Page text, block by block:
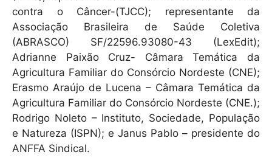
contra o Câncer-(TJCC); representante da
Associação Brasileira de Saúde Coletiva
(ABRASCO) SF/22596.93080-43 (LexEdit);
Adrianne Paixão Cruz- Câmara Temática da
Agricultura Familiar do Consórcio Nordeste (CNE);
Erasmo Araújo de Lucena – Câmara Temática da
Agricultura Familiar do Consórcio Nordeste (CNE.);
Rodrigo Noleto – Instituto, Sociedade, População
e Natureza (ISPN); e Janus Pablo – presidente do
ANFFA Sindical.